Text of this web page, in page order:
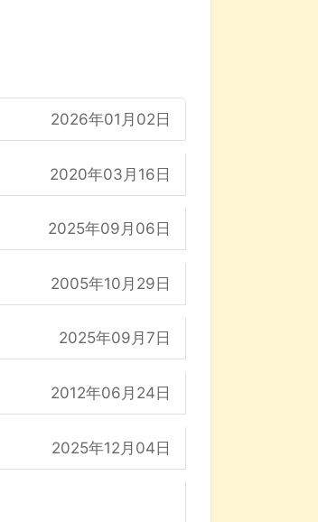
2026年01月02日
2020年03月16日
2025年09月06日
2005年10月29日
2025年09月7日
2012年06月24日
2025年12月04日